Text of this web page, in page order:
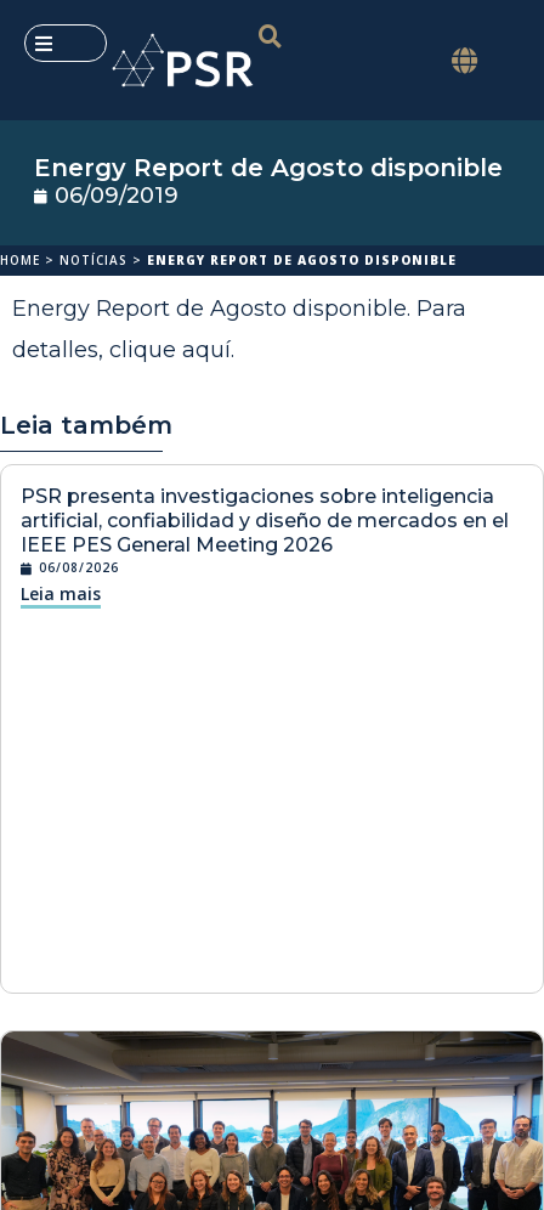
Energy Report de Agosto disponible
06/09/2019
HOME > NOTÍCIAS > ENERGY REPORT DE AGOSTO DISPONIBLE
Energy Report de Agosto disponible. Para
detalles, clique aquí.
Leia também
PSR presenta investigaciones sobre inteligencia
artificial, confiabilidad y diseño de mercados en el
IEEE PES General Meeting 2026
06/08/2026
Leia mais